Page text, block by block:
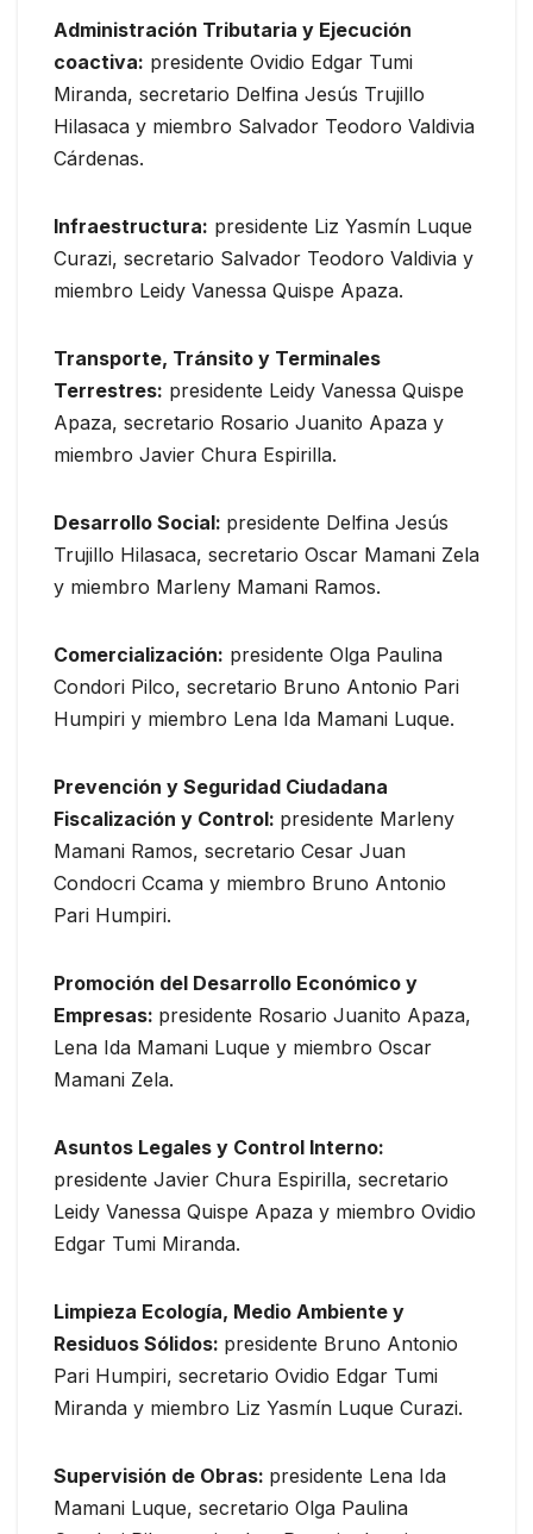
Administración Tributaria y Ejecución
coactiva: presidente Ovidio Edgar Tumi
Miranda, secretario Delfina Jesús Trujillo
Hilasaca y miembro Salvador Teodoro Valdivia
Cárdenas.
Infraestructura: presidente Liz Yasmín Luque
Curazi, secretario Salvador Teodoro Valdivia y
miembro Leidy Vanessa Quispe Apaza.
Transporte, Tránsito y Terminales
Terrestres: presidente Leidy Vanessa Quispe
Apaza, secretario Rosario Juanito Apaza y
miembro Javier Chura Espirilla.
Desarrollo Social: presidente Delfina Jesús
Trujillo Hilasaca, secretario Oscar Mamani Zela
y miembro Marleny Mamani Ramos.
Comercialización: presidente Olga Paulina
Condori Pilco, secretario Bruno Antonio Pari
Humpiri y miembro Lena Ida Mamani Luque.
Prevención y Seguridad Ciudadana
Fiscalización y Control: presidente Marleny
Mamani Ramos, secretario Cesar Juan
Condocri Ccama y miembro Bruno Antonio
Pari Humpiri.
Promoción del Desarrollo Económico y
Empresas: presidente Rosario Juanito Apaza,
Lena Ida Mamani Luque y miembro Oscar
Mamani Zela.
Asuntos Legales y Control Interno:
presidente Javier Chura Espirilla, secretario
Leidy Vanessa Quispe Apaza y miembro Ovidio
Edgar Tumi Miranda.
Limpieza Ecología, Medio Ambiente y
Residuos Sólidos: presidente Bruno Antonio
Pari Humpiri, secretario Ovidio Edgar Tumi
Miranda y miembro Liz Yasmín Luque Curazi.
Supervisión de Obras: presidente Lena Ida
Mamani Luque, secretario Olga Paulina